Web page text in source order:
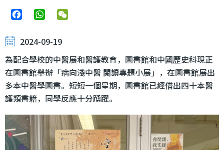
FacebookWhatsApp
2024-09-19
為配合學校的中醫展和醫護教育，圖書館和中國歷史科現正
在圖書館舉辦「病向淺中醫 閱讀專題小展」，在圖書館展出
多本中醫學圖書。短短一個星期，圖書館已經借出四十本醫
護類書籍，同學反應十分踴躍。